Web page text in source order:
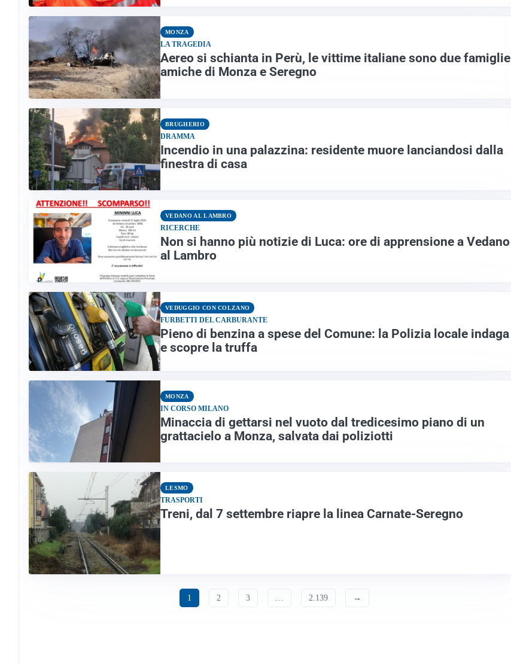
MONZA
LA TRAGEDIA
Aereo si schianta in Perù, le vittime italiane sono due famiglie
amiche di Monza e Seregno
BRUGHERIO
DRAMMA
Incendio in una palazzina: residente muore lanciandosi dalla
finestra di casa
VEDANO AL LAMBRO
RICERCHE
Non si hanno più notizie di Luca: ore di apprensione a Vedano
al Lambro
VEDUGGIO CON COLZANO
FURBETTI DEL CARBURANTE
Pieno di benzina a spese del Comune: la Polizia locale indaga
e scopre la truffa
MONZA
IN CORSO MILANO
Minaccia di gettarsi nel vuoto dal tredicesimo piano di un
grattacielo a Monza, salvata dai poliziotti
LESMO
TRASPORTI
Treni, dal 7 settembre riapre la linea Carnate-Seregno
1 2 3 2.139 →